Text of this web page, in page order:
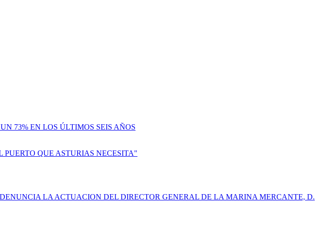
73% EN LOS ÚLTIMOS SEIS AÑOS
PUERTO QUE ASTURIAS NECESITA"
LA ACTUACION DEL DIRECTOR GENERAL DE LA MARINA MERCANTE, D.